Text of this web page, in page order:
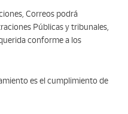
Correos podrá
Públicas y tribunales,
conforme a los
es el cumplimiento de